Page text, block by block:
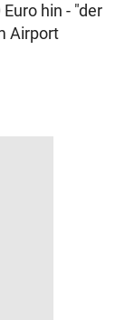
hin - "der
Airport